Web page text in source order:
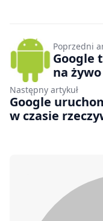
Poprzedni
Google
na żywo
Następny artykuł
Google
w czasie